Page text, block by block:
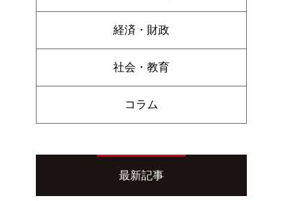
経済・財政
社会・教育
コラム
最新記事